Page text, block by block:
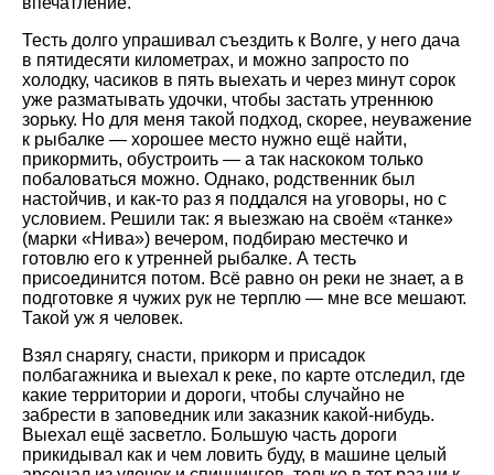
Тесть долго упрашивал съездить к Волге, у него дача
в пятидесяти километрах, и можно запросто по
холодку, часиков в пять выехать и через минут сорок
уже разматывать удочки, чтобы застать утреннюю
зорьку. Но для меня такой подход, скорее, неуважение
к рыбалке — хорошее место нужно ещё найти,
прикормить, обустроить — а так наскоком только
побаловаться можно. Однако, родственник был
настойчив, и как-то раз я поддался на уговоры, но с
условием. Решили так: я выезжаю на своём «танке»
(марки «Нива») вечером, подбираю местечко и
готовлю его к утренней рыбалке. А тесть
присоединится потом. Всё равно он реки не знает, а в
подготовке я чужих рук не терплю — мне все мешают.
Такой уж я человек.
Взял снарягу, снасти, прикорм и присадок
полбагажника и выехал к реке, по карте отследил, где
какие территории и дороги, чтобы случайно не
забрести в заповедник или заказник какой-нибудь.
Выехал ещё засветло. Большую часть дороги
прикидывал как и чем ловить буду, в машине целый